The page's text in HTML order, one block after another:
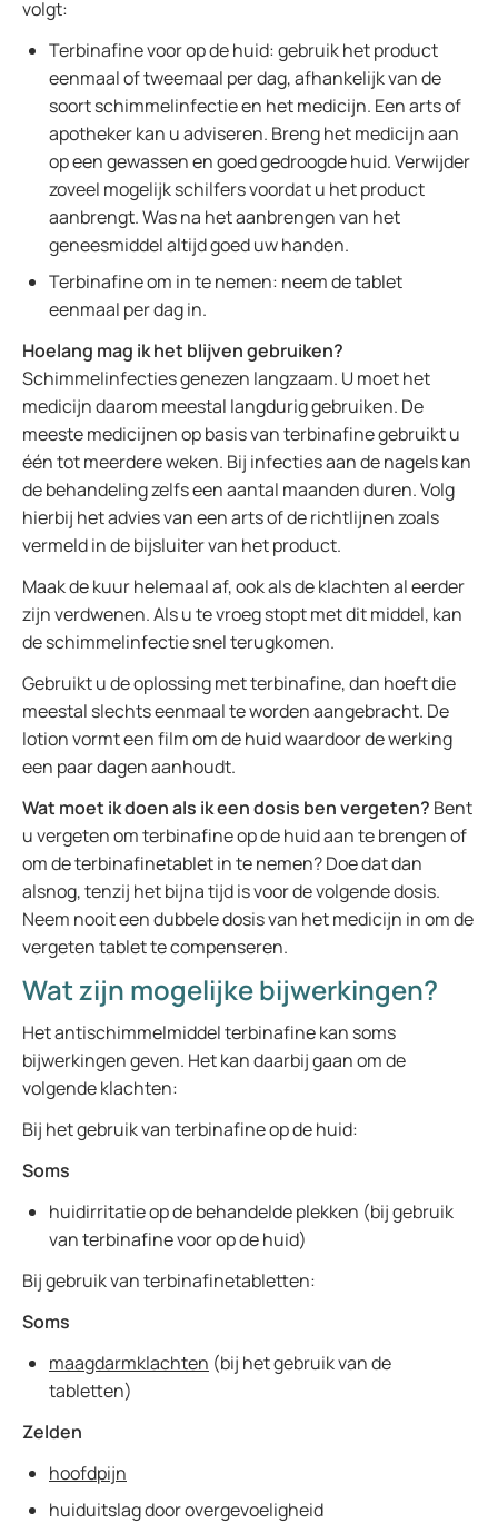
volgt:
Terbinafine voor op de huid: gebruik het product
eenmaal of tweemaal per dag, afhankelijk van de
soort schimmelinfectie en het medicijn. Een arts of
apotheker kan u adviseren. Breng het medicijn aan
op een gewassen en goed gedroogde huid. Verwijder
zoveel mogelijk schilfers voordat u het product
aanbrengt. Was na het aanbrengen van het
geneesmiddel altijd goed uw handen.
Terbinafine om in te nemen: neem de tablet
eenmaal per dag in.
Hoelang mag ik het blijven gebruiken?
Schimmelinfecties genezen langzaam. U moet het
medicijn daarom meestal langdurig gebruiken. De
meeste medicijnen op basis van terbinafine gebruikt u
één tot meerdere weken. Bij infecties aan de nagels kan
de behandeling zelfs een aantal maanden duren. Volg
hierbij het advies van een arts of de richtlijnen zoals
vermeld in de bijsluiter van het product.
Maak de kuur helemaal af, ook als de klachten al eerder
zijn verdwenen. Als u te vroeg stopt met dit middel, kan
de schimmelinfectie snel terugkomen.
Gebruikt u de oplossing met terbinafine, dan hoeft die
meestal slechts eenmaal te worden aangebracht. De
lotion vormt een film om de huid waardoor de werking
een paar dagen aanhoudt.
Wat moet ik doen als ik een dosis ben vergeten? Bent
u vergeten om terbinafine op de huid aan te brengen of
om de terbinafinetablet in te nemen? Doe dat dan
alsnog, tenzij het bijna tijd is voor de volgende dosis.
Neem nooit een dubbele dosis van het medicijn in om de
vergeten tablet te compenseren.
Wat zijn mogelijke bijwerkingen?
Het antischimmelmiddel terbinafine kan soms
bijwerkingen geven. Het kan daarbij gaan om de
volgende klachten:
Bij het gebruik van terbinafine op de huid:
Soms
huidirritatie op de behandelde plekken (bij gebruik
van terbinafine voor op de huid)
Bij gebruik van terbinafinetabletten:
Soms
maagdarmklachten (bij het gebruik van de
tabletten)
Zelden
hoofdpijn
huiduitslag door overgevoeligheid